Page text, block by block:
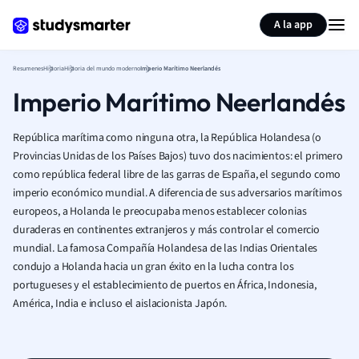
A la app
ResumenesHistoriaHistoria del mundo modernoImperio Marítimo Neerlandés
Imperio Marítimo Neerlandés
República marítima como ninguna otra, la República Holandesa (o
Provincias Unidas de los Países Bajos) tuvo dos nacimientos: el primero
como república federal libre de las garras de España, el segundo como
imperio económico mundial. A diferencia de sus adversarios marítimos
europeos, a Holanda le preocupaba menos establecer colonias
duraderas en continentes extranjeros y más controlar el comercio
mundial. La famosa Compañía Holandesa de las Indias Orientales
condujo a Holanda hacia un gran éxito en la lucha contra los
portugueses y el establecimiento de puertos en África, Indonesia,
América, India e incluso el aislacionista Japón.
Resumir página